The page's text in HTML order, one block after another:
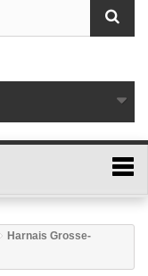
Harnais Grosse-